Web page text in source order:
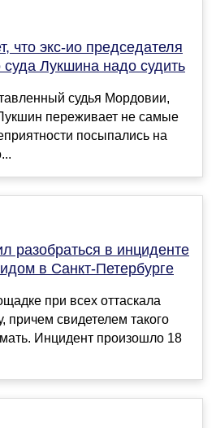
что экс-ио председателя
суда Лукшина надо судить
судья Мордовии,
переживает не самые
посыпались на
разобраться в инциденте
в Санкт-Петербурге
при всех оттаскала
причем свидетелем такого
Инцидент произошло 18